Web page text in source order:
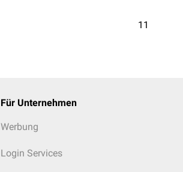
11
Für Unternehmen
Werbung
Login Services